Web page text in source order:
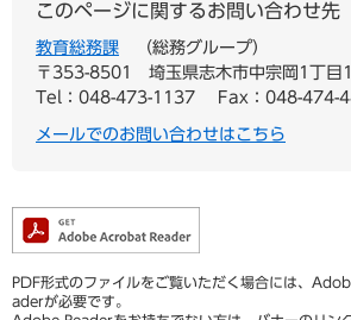
このページに関するお問い合わせ先
教育総務課
総務グループ
〒353-8501
埼玉県志木市中宗岡1丁目
Tel：048-473-1137
Fax：048-474-
メールでのお問い合わせはこちら
PDF形式のファイルをご覧いただく場合には、
aderが必要です。